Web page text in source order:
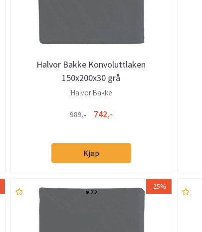
Halvor Bakke Konvoluttlaken
150x200x30 grå
Halvor Bakke
989,- 742,-
Kjøp
-25%